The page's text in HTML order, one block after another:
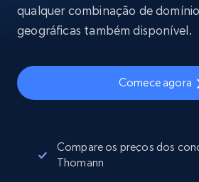
qualquer combinação de
geográficas também disponível.
Comece agora
Compare os preços dos
Thomann